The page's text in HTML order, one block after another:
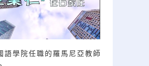
語學院任職的羅馬尼亞教師